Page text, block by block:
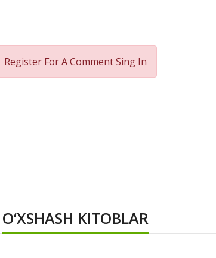
Register For A CommentSing In
O‘XSHASH KITOBLAR